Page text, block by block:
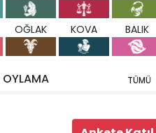
OĞLAK KOVA BALIK
OYLAMA TÜMÜ